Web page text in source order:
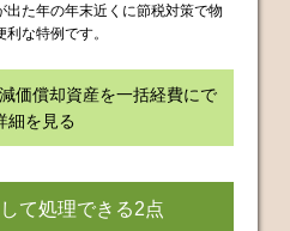
出た年の年末近くに節税対策で物
な特例です。
価償却資産を一括経費にで
細を見る
て処理できる2点